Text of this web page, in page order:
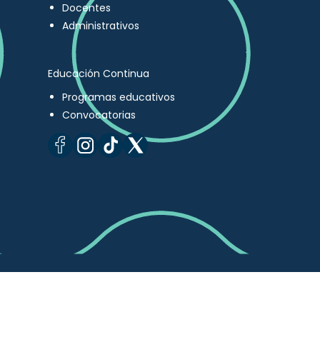
Docentes
Administrativos
Educación Continua
Programas educativos
Convocatorias